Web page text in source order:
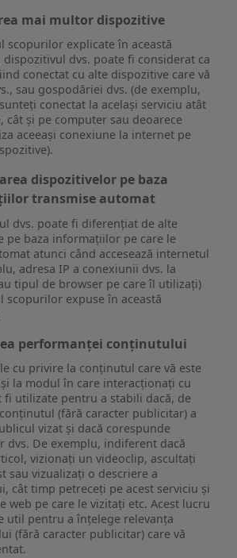
mai multor dispozitive
scopurilor explicate în această
dvs. poate fi considerat ca
conectat cu alte dispozitive care vă
sau gospodăriei dvs. (de exemplu,
conectat la același serviciu atât
cât și pe computer sau deoarece
aceeași conexiune la internet pe
dispozitivelor pe baza
transmise automat
dvs. poate fi diferențiat de alte
pe baza informațiilor pe care le
atunci când accesează internetul
adresa IP a conexiunii dvs. la
tipul de browser pe care îl utilizați)
scopurilor expuse în această
performanței conținutului
cu privire la conținutul care vă este
la modul în care interacționați cu
fi utilizate pentru a stabili dacă, de
(fără caracter publicitar) a
vizat și dacă corespunde
dvs. De exemplu, indiferent dacă
vizionați un videoclip, ascultați
sau vizualizați o descriere a
cât timp petreceți pe acest serviciu și
web pe care le vizitați etc. Acest lucru
util pentru a înțelege relevanța
(fără caracter publicitar) care vă